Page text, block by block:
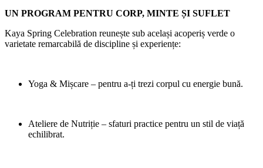
UN PROGRAM PENTRU CORP, MINTE ȘI SUFLET
Kaya Spring Celebration reunește sub același acoperiș verde o
varietate remarcabilă de discipline și experiențe:
Yoga & Mișcare – pentru a-ți trezi corpul cu energie bună.
Ateliere de Nutriție – sfaturi practice pentru un stil de viață
echilibrat.